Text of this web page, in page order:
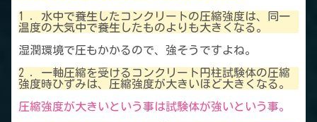
1 ．水中で養生したコンクリートの圧縮強度は、同一
温度の大気中で養生したものよりも大きくなる。
湿潤環境で圧もかかるので、強そうですよね。
2 ．一軸圧縮を受けるコンクリート円柱試験体の圧縮
強度時ひずみは、圧縮強度が大きいほど大きくなる。
圧縮強度が大きいという事は試験体が強いという事。